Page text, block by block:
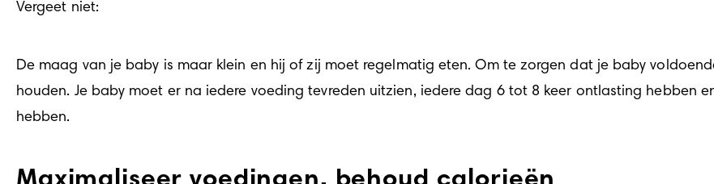
Vergeet niet:
De maag van je baby is maar klein en hij of zij moet regelmatig eten. Om te zorgen dat je baby
houden. Je baby moet er na iedere voeding tevreden uitzien, iedere dag 6 tot 8 keer ontlasting hebben
hebben.